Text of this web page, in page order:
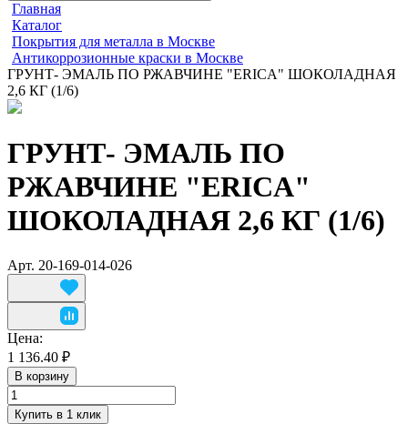
Главная
Каталог
Покрытия для металла в Москве
Антикоррозионные краски в Москве
ГРУНТ- ЭМАЛЬ ПО РЖАВЧИНЕ "ERICA" ШОКОЛАДНАЯ
2,6 КГ (1/6)
ГРУНТ- ЭМАЛЬ ПО
РЖАВЧИНЕ "ERICA"
ШОКОЛАДНАЯ 2,6 КГ (1/6)
Арт. 20-169-014-026
Цена:
1 136.40 ₽
В корзину
Купить в 1 клик